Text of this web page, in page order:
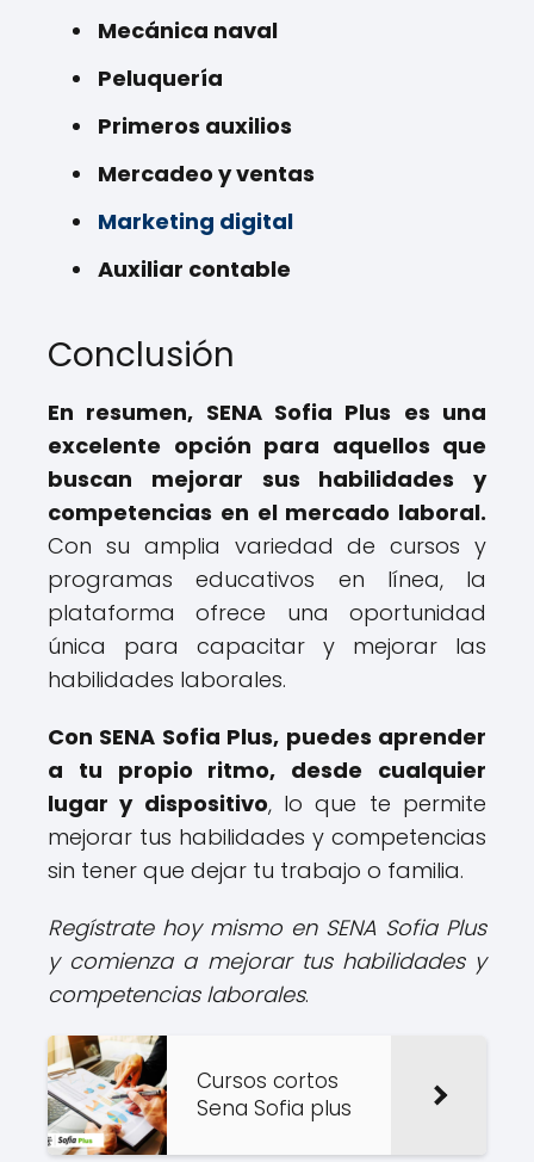
Mecánica naval
Peluquería
Primeros auxilios
Mercadeo y ventas
Marketing digital
Auxiliar contable
Conclusión
En resumen, SENA Sofia Plus es una
excelente opción para aquellos que
buscan mejorar sus habilidades y
competencias en el mercado laboral.
Con su amplia variedad de cursos y
programas educativos en línea, la
plataforma ofrece una oportunidad
única para capacitar y mejorar las
habilidades laborales.
Con SENA Sofia Plus, puedes aprender
a tu propio ritmo, desde cualquier
lugar y dispositivo, lo que te permite
mejorar tus habilidades y competencias
sin tener que dejar tu trabajo o familia.
Regístrate hoy mismo en SENA Sofia Plus
y comienza a mejorar tus habilidades y
competencias laborales.
Cursos cortos
Sena Sofia plus